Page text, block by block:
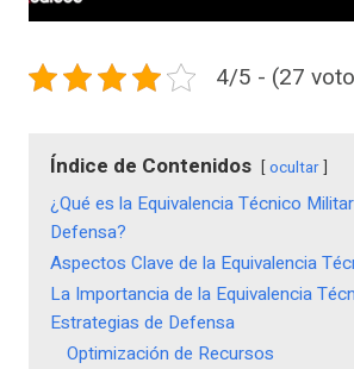
4/5 - (27
Índice de Contenidos ocultar
¿Qué es la Equivalencia Técnico
Defensa?
Aspectos Clave de la Equivalencia
La Importancia de la Equivalencia
Estrategias de Defensa
Optimización de Recursos